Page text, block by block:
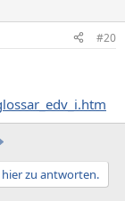
#20
zu antworten.